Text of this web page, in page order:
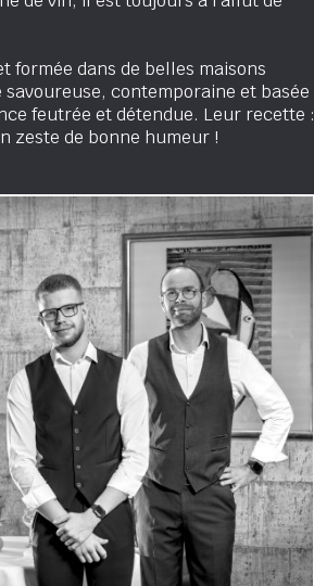
formée dans de belles maisons
contemporaine et basée
feutrée et détendue. Leur recette :
zeste de bonne humeur !